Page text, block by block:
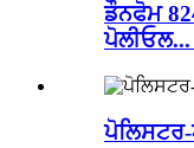
ਡੌਨਫੋਮ